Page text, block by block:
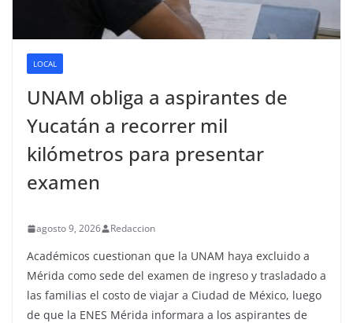
LOCAL
UNAM obliga a aspirantes de
Yucatán a recorrer mil
kilómetros para presentar
examen
agosto 9, 2026 Redaccion
Académicos cuestionan que la UNAM haya excluido a
Mérida como sede del examen de ingreso y trasladado a
las familias el costo de viajar a Ciudad de México, luego
de que la ENES Mérida informara a los aspirantes de